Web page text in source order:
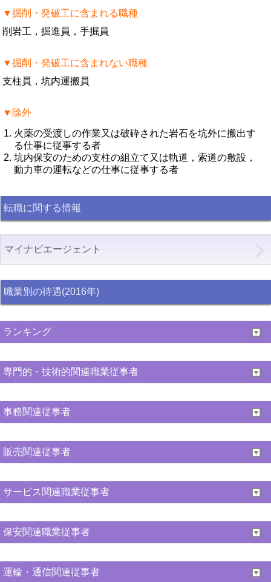
▼掘削・発破工に含まれる職種
削岩工，掘進員，手掘員
▼掘削・発破工に含まれない職種
支柱員，坑内運搬員
▼除外
火薬の受渡しの作業又は破砕された岩石を坑外に搬出す
る仕事に従事する者
坑内保安のための支柱の組立て又は軌道，索道の敷設，
動力車の運転などの仕事に従事する者
転職に関する情報
マイナビエージェント
職業別の待遇(2016年)
ランキング
専門的・技術的関連職業従事者
事務関連従事者
販売関連従事者
サービス関連職業従事者
保安関連職業従事者
運輸・通信関連従事者